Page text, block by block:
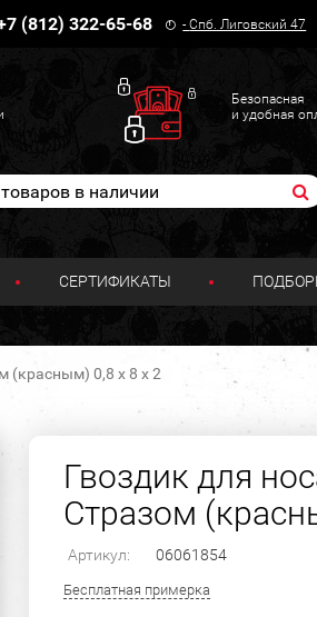
(812) 322-65-68 -Спб. Лиговский 47
Безопасная
и удобная
СЕРТИФИКАТЫ
(красным) 0,8 х 8 х 2
Гвоздик для
Стразом
Артикул: 06061854
Бесплатная примерка